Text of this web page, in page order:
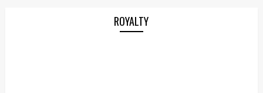
ROYALTY